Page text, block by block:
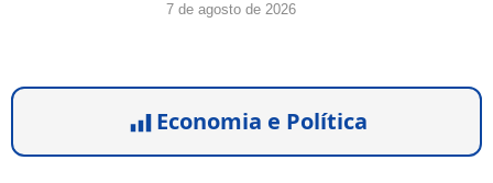
7 de agosto de 2026
Economia e Política